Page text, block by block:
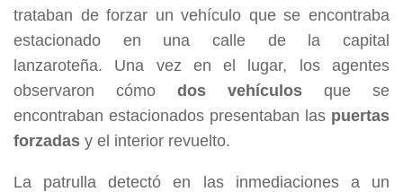
trataban de forzar un vehículo que se encontraba
estacionado en una calle de la capital
lanzaroteña. Una vez en el lugar, los agentes
observaron cómo dos vehículos que se
encontraban estacionados presentaban las puertas
forzadas y el interior revuelto.
La patrulla detectó en las inmediaciones a un